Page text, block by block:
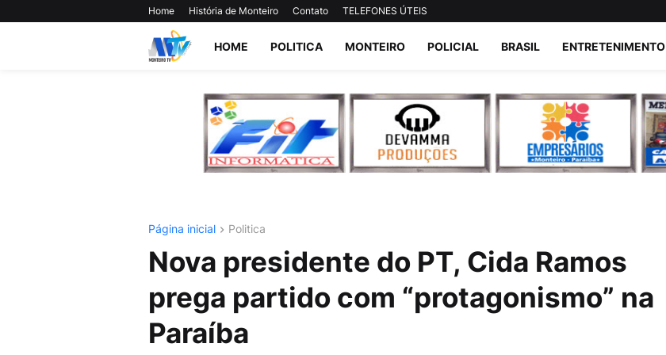
Home História de Monteiro Contato TELEFONES ÚTEIS
HOME POLITICA MONTEIRO POLICIAL BRASIL ENTRETENIMENTO
Página inicial Politica
Nova presidente do PT, Cida Ramos
prega partido com “protagonismo” na
Paraíba